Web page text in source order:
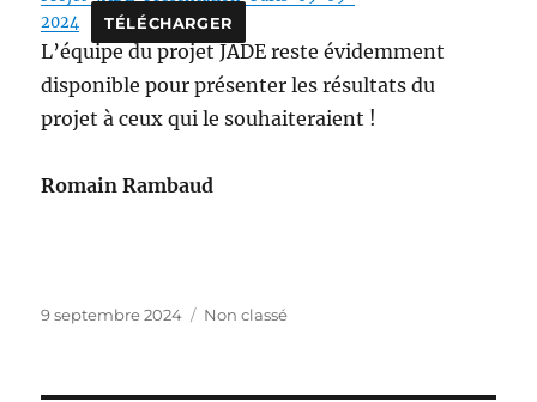
2024
TÉLÉCHARGER
L’équipe du projet JADE reste évidemment
disponible pour présenter les résultats du
projet à ceux qui le souhaiteraient !
Romain Rambaud
Publié
9 septembre 2024 Catégories
Non classé